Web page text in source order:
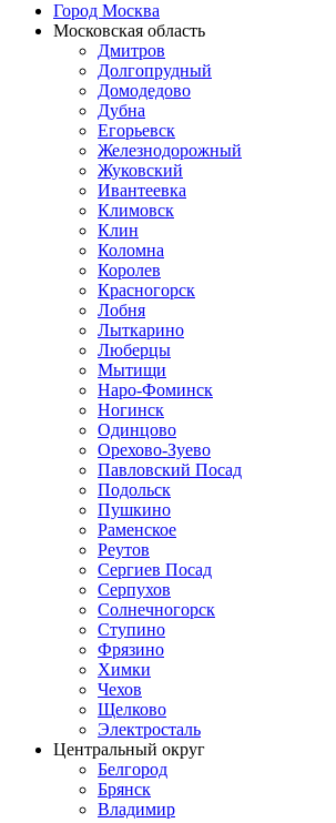
Город Москва
Московская область
Дмитров
Долгопрудный
Домодедово
Дубна
Егорьевск
Железнодорожный
Жуковский
Ивантеевка
Климовск
Клин
Коломна
Королев
Красногорск
Лобня
Лыткарино
Люберцы
Мытищи
Наро-Фоминск
Ногинск
Одинцово
Орехово-Зуево
Павловский Посад
Подольск
Пушкино
Раменское
Реутов
Сергиев Посад
Серпухов
Солнечногорск
Ступино
Фрязино
Химки
Чехов
Щелково
Электросталь
Центральный округ
Белгород
Брянск
Владимир